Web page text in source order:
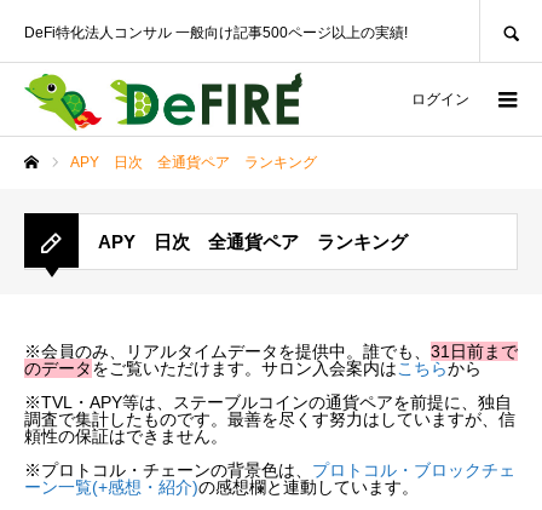
DeFi特化法人コンサル 一般向け記事500ページ以上の実績!
ログイン
APY 日次 全通貨ペア ランキング
APY 日次 全通貨ペア ランキング
※会員のみ、リアルタイムデータを提供中。誰でも、 31日前まで
のデータをご覧いただけます。サロン入会案内はこちらから
※TVL・APY等は、ステーブルコインの通貨ペアを前提に、独自
調査で集計したものです。最善を尽くす努力はしていますが、信
頼性の保証はできません。
※プロトコル・チェーンの背景色は、 プロトコル・ブロックチェ
ーン一覧(+感想・紹介)の感想欄と連動しています。